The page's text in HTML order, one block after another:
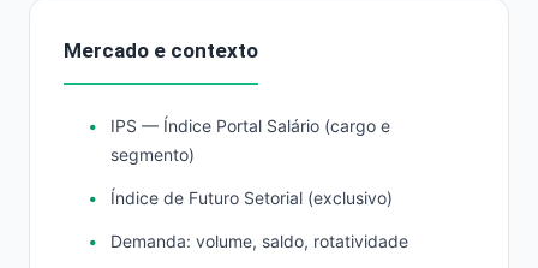
Mercado e contexto
IPS — Índice Portal Salário (cargo e
segmento)
Índice de Futuro Setorial (exclusivo)
Demanda: volume, saldo, rotatividade